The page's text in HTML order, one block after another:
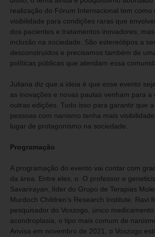
realização do Fórum Internacional tem como
visibilidade para condições raras que
dos pacientes e tratamentos inovadores,
inclusão na sociedade. São estereótipos a
desconstruídos e precisamos também de
políticas públicas que atendam essa
Juliana diz que a ideia é que esse evento
as inovações e novas pautas venham para a
outras edições. Tudo isso para garantir que
pessoas com nanismo tenha mais
lugar de protagonismo na sociedade.
Programação
A programação do evento vai contar com
da área. Entre eles, o O professor e
Savarirayan, líder do Grupo de Terapias
Murdoch Children’s Research Institute. Ravi
pesquisador do Voxzogo, único
acondroplasia, o tipo mais comum de
Anvisa em novembro de 2021, o Voxzogo